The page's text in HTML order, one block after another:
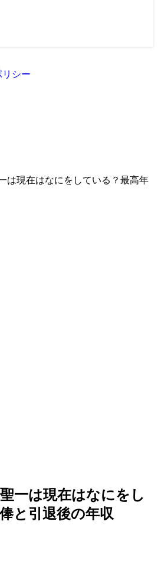
リシー
は現在はなにをしている？最高年
一は現在はなにをし
と引退後の年収